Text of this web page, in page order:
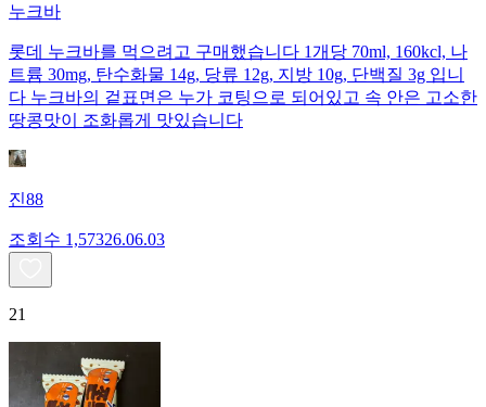
누크바
롯데 누크바를 먹으려고 구매했습니다 1개당 70ml, 160kcl, 나
트륨 30mg, 탄수화물 14g, 당류 12g, 지방 10g, 단백질 3g 입니
다 누크바의 겉표면은 누가 코팅으로 되어있고 속 안은 고소한
땅콩맛이 조화롭게 맛있습니다
진88
조회수 1,57326.06.03
21